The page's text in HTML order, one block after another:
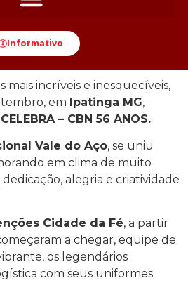
Informativo
mais incríveis e inesquecíveis,
em Ipatinga MG,
CELEBRA – CBN 56 ANOS.
Vale do Aço, se uniu
em clima de muito
alegria e criatividade
Cidade da Fé, a partir
a chegar, equipe de
os legendários
com seus uniformes